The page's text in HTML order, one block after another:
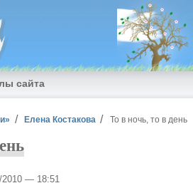
сайта
Елена Костакова То в ночь, то в день
2010 — 18:51